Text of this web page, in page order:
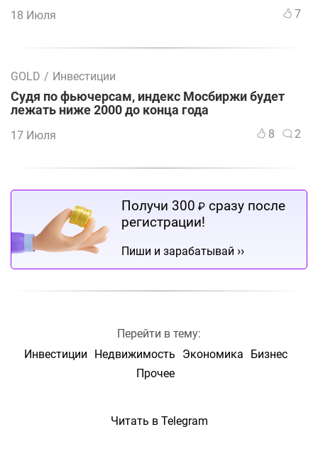
18 Июля 7
GOLD / Инвестиции
Судя по фьючерсам, индекс Мосбиржи будет
лежать ниже 2000 до конца года
17 Июля 8 2
Получи 300 ₽ сразу после
регистрации!
Пиши и зарабатывай ››
Перейти в тему:
Инвестиции
Недвижимость Экономика
Бизнес
Прочее
Читать в Telegram